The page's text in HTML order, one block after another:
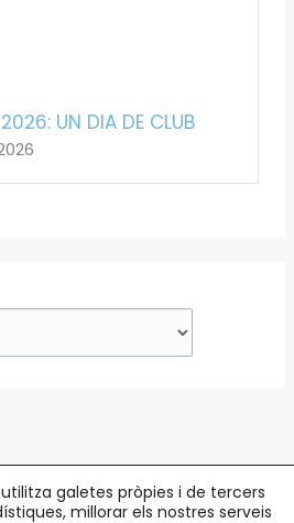
UN DIA DE CLUB
galetes pròpies i de tercers
millorar els nostres serveis